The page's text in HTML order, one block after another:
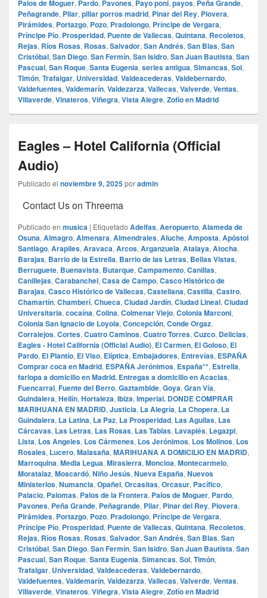
Palos de Moguer, Pardo, Pavones, Payo poni, payos, Peña Grande,
Peñagrande, Pilar, pillar porros madrid, Pinar del Rey, Piovera,
Pirámides, Portazgo, Pozo, Pradolongo, Príncipe de Vergara,
Príncipe Pío, Prosperidad, Puente de Vallecas, Quintana, Recoletos,
Rejas, Ríos Rosas, Rosas, Salvador, San Andrés, San Blas, San
Cristóbal, San Diego, San Fermín, San Isidro, San Juan Bautista, San
Pascual, San Roque, Santa Eugenia, series antigua, Simancas, Sol,
Timón, Trafalgar, Universidad, Valdeacederas, Valdebernardo,
Valdefuentes, Valdemarín, Valdezarza, Vallecas, Valverde, Ventas,
Villaverde, Vinateros, Viñegra, Vista Alegre, Zofío en Madrid
Eagles – Hotel California (Official
Audio)
Publicado el noviembre 9, 2025poradmin
Contact Us on Threema
Publicado en musica | Etiquetado Adelfas, Aeropuerto, Alameda de
Osuna, Almagro, Almenara, Almendrales, Aluche, Amposta, Apóstol
Santiago, Arapiles, Aravaca, Arcos, Arganzuela, Atalaya, Atocha,
Barajas, Barrio de la Estrella, Barrio de las Letras, Bellas Vistas,
Berruguete, Buenavista, Butarque, Campamento, Canillas,
Canillejas, Carabanchel, Casa de Campo, Casco Histórico de
Barajas, Casco Histórico de Vallecas, Castellana, Castilla, Castro,
Chamartín, Chamberí, Chueca, Ciudad Jardín, Ciudad Lineal, Ciudad
Universitaria, cocaína, Colina, Colmenar Viejo, Colonia Marconi,
Colonia San Ignacio de Loyola, Concepción, Conde Orgaz,
Corralejos, Cortes, Cuatro Caminos, Cuatro Torres, Cuzco, Delicias,
Eagles - Hotel California (Official Audio), El Carmen, El Goloso, El
Pardo, El Plantío, El Viso, Elíptica, Embajadores, Entrevías, ESPAÑA
Comprar coca en Madrid, ESPAÑA Jerónimos, España**, Estrella,
farlopa a domicilio en Madrid. Entregas a domicilio en Acacias,
Fuencarral, Fuente del Berro, Gaztambide, Goya, Gran Vía,
Guindalera, Hellín, Hortaleza, Ibiza, Imperial. DONDE COMPRAR
MARIHUANA EN MADRID, Justicia, La Alegría, La Chopera, La
Guindalera, La Latina, La Paz, La Prosperidad, Las Aguilas, Las
Cárcavas, Las Letras, Las Rosas, Las Tablas, Lavapiés, Legazpi,
Lista, Los Angeles, Los Cármenes, Los Jerónimos, Los Molinos, Los
Rosales, Lucero, Malasaña, MARIHUANA A DOMICILIO EN MADRID,
Marroquina, Media Legua, Mirasierra, Moncloa, Montecarmelo,
Moratalaz, Moscardó, Niño Jesús, Nueva España, Nuevos
Ministerios, Numancia, Opañel, Orcasitas, Orcasur, Pacífico,
Palacio, Palomas, Palos de la Frontera, Palos de Moguer, Pardo,
Pavones, Peña Grande, Peñagrande, Pilar, Pinar del Rey, Piovera,
Pirámides, Portazgo, Pozo, Pradolongo, Príncipe de Vergara,
Príncipe Pío, Prosperidad, Puente de Vallecas, Quintana, Recoletos,
Rejas, Ríos Rosas, Rosas, Salvador, San Andrés, San Blas, San
Cristóbal, San Diego, San Fermín, San Isidro, San Juan Bautista, San
Pascual, San Roque, Santa Eugenia, Simancas, Sol, Timón,
Trafalgar, Universidad, Valdeacederas, Valdebernardo,
Valdefuentes, Valdemarín, Valdezarza, Vallecas, Valverde, Ventas,
Villaverde, Vinateros, Viñegra, Vista Alegre, Zofío en Madrid